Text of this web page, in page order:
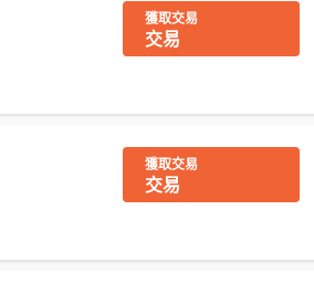
獲取交易
交易
獲取交易
交易